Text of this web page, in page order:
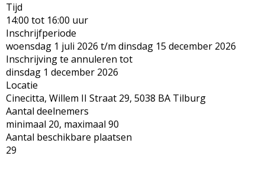
Tijd
14:00 tot 16:00 uur
Inschrijfperiode
woensdag 1 juli 2026 t/m dinsdag 15 december 2026
Inschrijving te annuleren tot
dinsdag 1 december 2026
Locatie
Cinecitta, Willem II Straat 29, 5038 BA Tilburg
Aantal deelnemers
minimaal 20, maximaal 90
Aantal beschikbare plaatsen
29